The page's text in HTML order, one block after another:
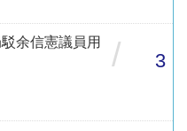
余信憲議員用
/ 3